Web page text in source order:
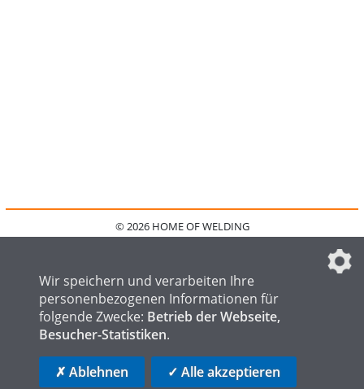
© 2026 HOME OF WELDING
IMPRESSUM
FAQ
DATENSCHUTZEINSTELLUNGEN
HOME OF LOGISTICS
Wir speichern und verarbeiten Ihre
personenbezogenen Informationen für
folgende Zwecke: Betrieb der Webseite,
Besucher-Statistiken.
✗ Ablehnen ✓ Alle akzeptieren